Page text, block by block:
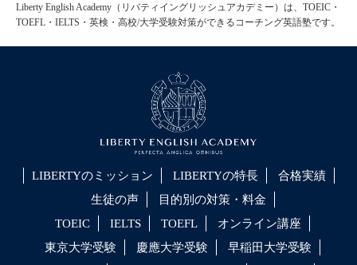
Liberty English Academy（リバティイングリッシュアカデミー）は、TOEIC・
TOEFL・IELTS・英検・高校/大学受験対策ができるコーチング英語塾です。
LIBERTYのミッション LIBERTYの特長
合格実績
生徒の声
目的別の対策・料金
TOEIC
IELTS TOEFL
オンライン講座
東京大学受験
慶應大学受験
早稲田大学受験